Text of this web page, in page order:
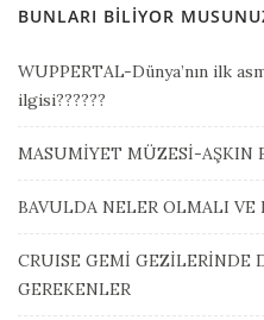
BUNLARI BILIYOR
WUPPERTAL-Dünya’nın ilk
ilgisi??????
MASUMİYET MÜZESİ-AŞKIN
BAVULDA NELER OLMALI
CRUISE GEMİ GEZİLERİNDE
GEREKENLER